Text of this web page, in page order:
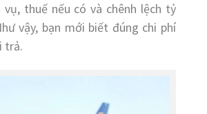
thuế nếu có và chênh lệch tỷ
vậy, bạn mới biết đúng chi phí
trả.